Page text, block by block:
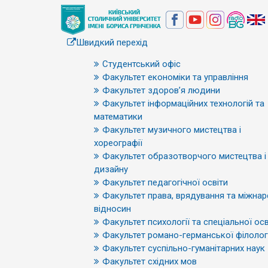
Швидкий перехід
Студентський офіс
Факультет економіки та управління
Факультет здоров’я людини
Факультет інформаційних технологій та
математики
Факультет музичного мистецтва і
хореографії
Факультет образотворчого мистецтва і
дизайну
Факультет педагогічної освіти
Факультет права, врядування та
відносин
Факультет психології та спеціальної
Факультет романо-германської
Факультет суспільно-гуманітарних наук
Факультет східних мов